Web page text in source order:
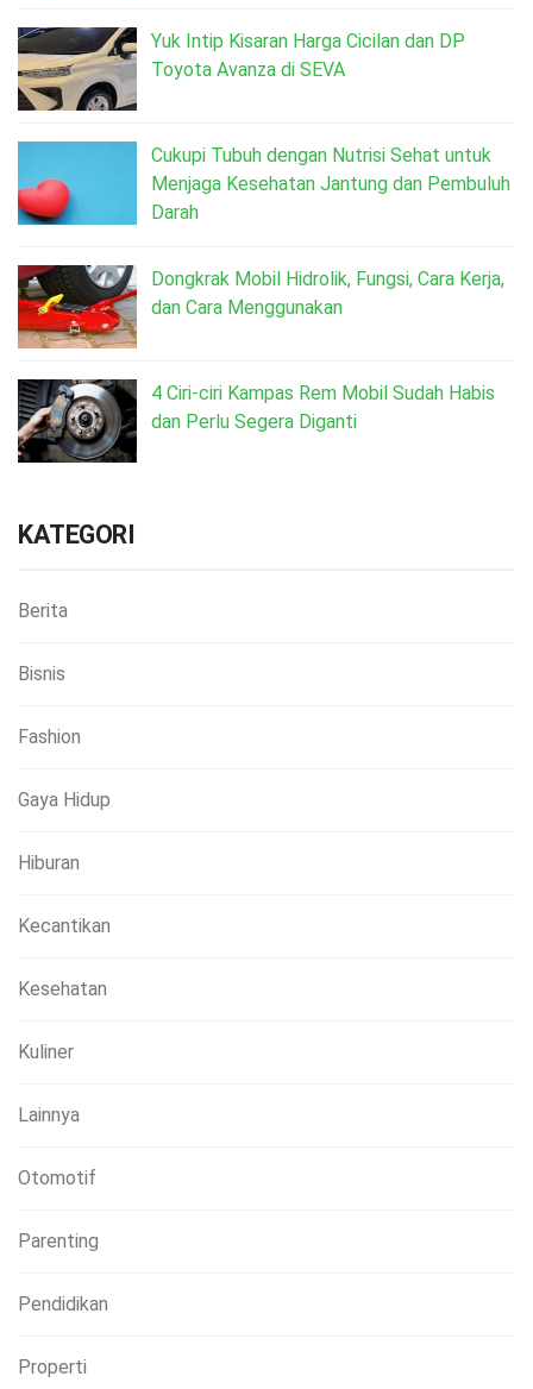
Yuk Intip Kisaran Harga Cicilan dan DP
Toyota Avanza di SEVA
Cukupi Tubuh dengan Nutrisi Sehat untuk
Menjaga Kesehatan Jantung dan Pembuluh
Darah
Dongkrak Mobil Hidrolik, Fungsi, Cara Kerja,
dan Cara Menggunakan
4 Ciri-ciri Kampas Rem Mobil Sudah Habis
dan Perlu Segera Diganti
KATEGORI
Berita
Bisnis
Fashion
Gaya Hidup
Hiburan
Kecantikan
Kesehatan
Kuliner
Lainnya
Otomotif
Parenting
Pendidikan
Properti